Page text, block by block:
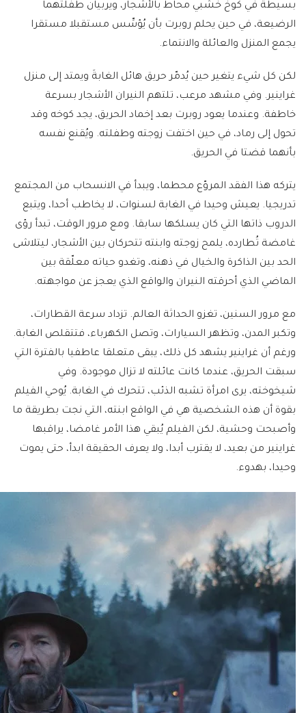
بسيطة في كوخ خشبي محاط بالأشجار، ويربيان طفلتهما
الرضيعة، في حين يحلم روبرت بأن يُؤسِّس مستقبلا مستقرا
يجمع المنزل والعائلة والانتماء.
لكن كل شيء يتغير حين يُدمّر حريق هائل الغابةَ ويمتد إلى منزل
غراينير. وفي مشهد مرعب، تلتهم النيران الأشجار بسرعة
خاطفة. وعندما يعود روبرت بعد إخماد الحريق، يجد كوخه وقد
تحول إلى رماد، في حين اختفت زوجته وطفلته. ويُقنع نفسه
بأنهما قضتا في الحريق.
يتركه هذا الفقد المروّع محطما، ويبدأ في الانسحاب من المجتمع
تدريجيا. يعيش وحيدا في الغابة لسنوات، لا يخاطب أحدا، ويتبع
الدروب ذاتها التي كان يسلكها سابقا. ومع مرور الوقت، تبدأ رؤى
غامضة تُطارده، يلمح زوجته وابنته تتحركان بين الأشجار، ليتلاشى
الحد بين الذاكرة والخيال في ذهنه، وتغدو حياته معلّقة بين
الماضي الذي أحرقته النيران والواقع الذي يعجز عن مواجهته.
مع مرور السنين، تغزو الحداثة العالم. تزداد سرعة القطارات،
وتكبر المدن، وتظهر السيارات، وتصل الكهرباء، فتتقلص الغابة.
ورغم أن غراينير يشهد كل ذلك، يبقى متعلقا عاطفيا بالفترة التي
سبقت الحريق، عندما كانت عائلته لا تزال موجودة. وفي
شيخوخته، يرى امرأة تشبه الذئب، تتحرك في الغابة. يُوحي الفيلم
بقوة أن هذه الشخصية هي في الواقع ابنته، التي نجت بطريقة ما
وأصبحت وحشية، لكن الفيلم يُبقي هذا الأمر غامضا، يراقبها
غراينير من بعيد، لا يقترب أبدا، ولا يعرف الحقيقة ابدأ، حتى يموت
وحيدا، بهدوء.